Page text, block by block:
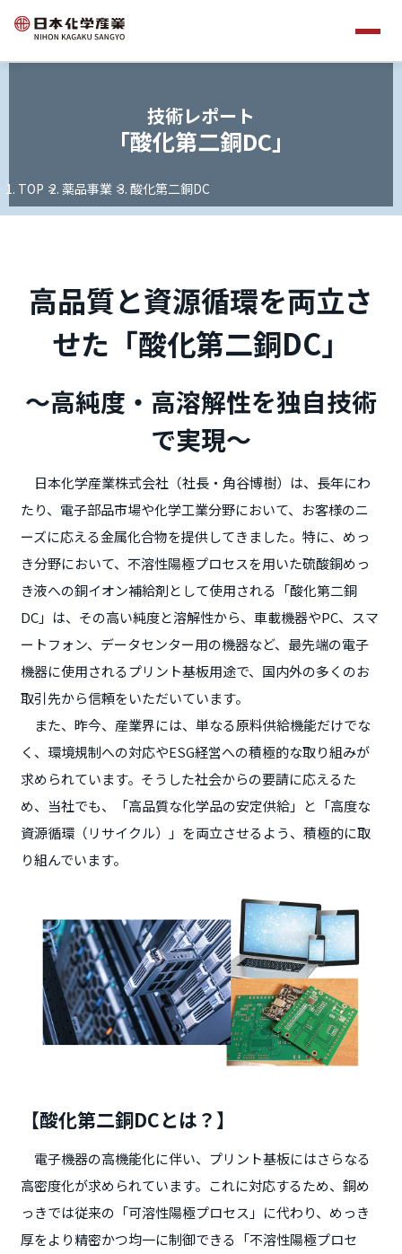
技術レポート
「酸化第二銅DC」
TOP 薬品事業 酸化第二銅DC
高品質と資源循環を両立さ
せた「酸化第二銅DC」
～高純度・高溶解性を独自技術
で実現～
日本化学産業株式会社（社長・角谷博樹）は、長年にわ
たり、電子部品市場や化学工業分野において、お客様のニ
ーズに応える金属化合物を提供してきました。特に、めっ
き分野において、不溶性陽極プロセスを用いた硫酸銅めっ
き液への銅イオン補給剤として使用される「酸化第二銅
DC」は、その高い純度と溶解性から、車載機器やPC、スマ
ートフォン、データセンター用の機器など、最先端の電子
機器に使用されるプリント基板用途で、国内外の多くのお
取引先から信頼をいただいています。
また、昨今、産業界には、単なる原料供給機能だけでな
く、環境規制への対応やESG経営への積極的な取り組みが
求められています。そうした社会からの要請に応えるた
め、当社でも、「高品質な化学品の安定供給」と「高度な
資源循環（リサイクル）」を両立させるよう、積極的に取
り組んでいます。
【酸化第二銅DCとは？】
電子機器の高機能化に伴い、プリント基板にはさらなる
高密度化が求められています。これに対応するため、銅め
っきでは従来の「可溶性陽極プロセス」に代わり、めっき
厚をより精密かつ均一に制御できる「不溶性陽極プロセ